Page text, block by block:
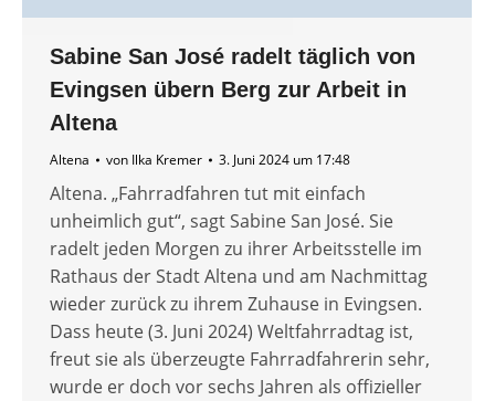
Sabine San José radelt täglich von
Evingsen übern Berg zur Arbeit in
Altena
Altena von Ilka Kremer 3. Juni 2024 um 17:48
Altena. „Fahrradfahren tut mit einfach
unheimlich gut“, sagt Sabine San José. Sie
radelt jeden Morgen zu ihrer Arbeitsstelle im
Rathaus der Stadt Altena und am Nachmittag
wieder zurück zu ihrem Zuhause in Evingsen.
Dass heute (3. Juni 2024) Weltfahrradtag ist,
freut sie als überzeugte Fahrradfahrerin sehr,
wurde er doch vor sechs Jahren als offizieller